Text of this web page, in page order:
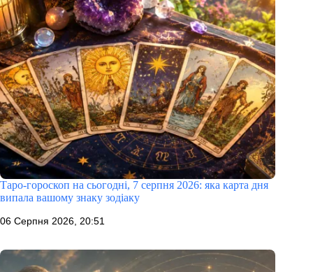
Таро-гороскоп на сьогодні, 7 серпня 2026: яка карта дня
випала вашому знаку зодіаку
06 Серпня 2026, 20:51